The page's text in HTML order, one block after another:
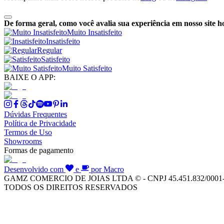
De forma geral, como você avalia sua experiência em nosso site
Muito Insatisfeito
Insatisfeito
Regular
Satisfeito
Muito Satisfeito
BAIXE O APP:
Dúvidas Frequentes
Política de Privacidade
Termos de Uso
Showrooms
Formas de pagamento
Desenvolvido com e
por Macro
GAMZ COMERCIO DE JOIAS LTDA © - CNPJ 45.451.832/
TODOS OS DIREITOS RESERVADOS